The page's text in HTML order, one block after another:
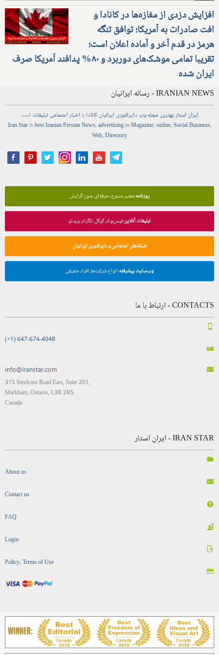
افزایش دزدی از مغازه‌ها در کانادا و
افت صادرات به آمریکا؛ توافق تنگه
هرمز در قدم آخر و آماده اعلان است؛
تقریبا تمامی موشک‌های دوربرد و ۸۰% پدافند آمریکا صرف
ایران شده
IRANIAN NEWS - رسانه ایرانیان
ایران استاربهترین مجلهوب دایرکتوری ایرانیان کانادابا اخباراجتماعیتبلیغات است
Iran Starisbest Iranian PersianNews,advertisinginMagazine,online,Social Business,
Web,Directory
روزنامهمعتبر، متنوع، حرفه‌ای، بدون گرایش
تبلیغات آنلاینفیس‌بوک، گوگل، تلگرام، ویدئو
شبکه‌های اجتماعی و دایرکتوری ایرانیان
وب‌سایت پیشرفته انواع شرکت‌ها، افراد حقیقی
CONTACTS - ارتباط با ما
(+1) 647-674-4048
315 Steelcase Road East, Suite 201,
Markham, Ontario, L3R 2R5
Canada
IRAN STAR - ایران استار
About us
Contact us
FAQ
Login
Policy, Terms of Use